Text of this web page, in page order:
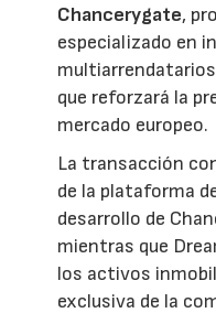
Chancerygate,
especializado en
multiarrendatarios
que reforzará la
mercado europeo.
La transacción
de la plataforma
desarrollo de
mientras que
los activos
exclusiva de la